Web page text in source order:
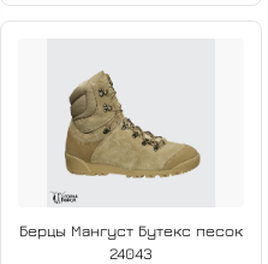
Берцы Мангуст Бутекс песок
24043